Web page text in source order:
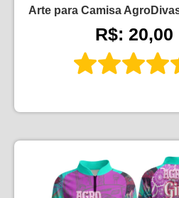
Arte para Camisa
R$: 20,00